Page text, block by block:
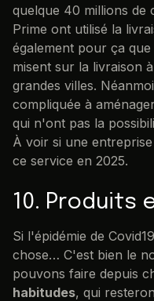
quelque 40 millions de
Prime ont utilisé la
également pour ça
misent sur la livraison
grandes villes.
compliquée à
qui n'ont pas la
À voir si une
ce service en 2025.
10. Produits
Si l'épidémie de
chose… C'est bien le
pouvons faire depuis
habitudes, qui